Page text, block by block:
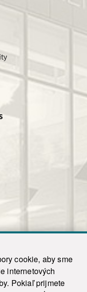
cookie, aby sme
internetových
Pokiaľ prijmete